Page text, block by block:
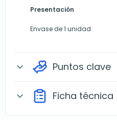
Presentación
Envase de 1 unidad.
expand_more Puntos clave
expand_more Ficha técnica